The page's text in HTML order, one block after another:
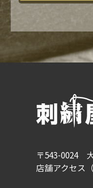
〒543-0024
店舗アクセス